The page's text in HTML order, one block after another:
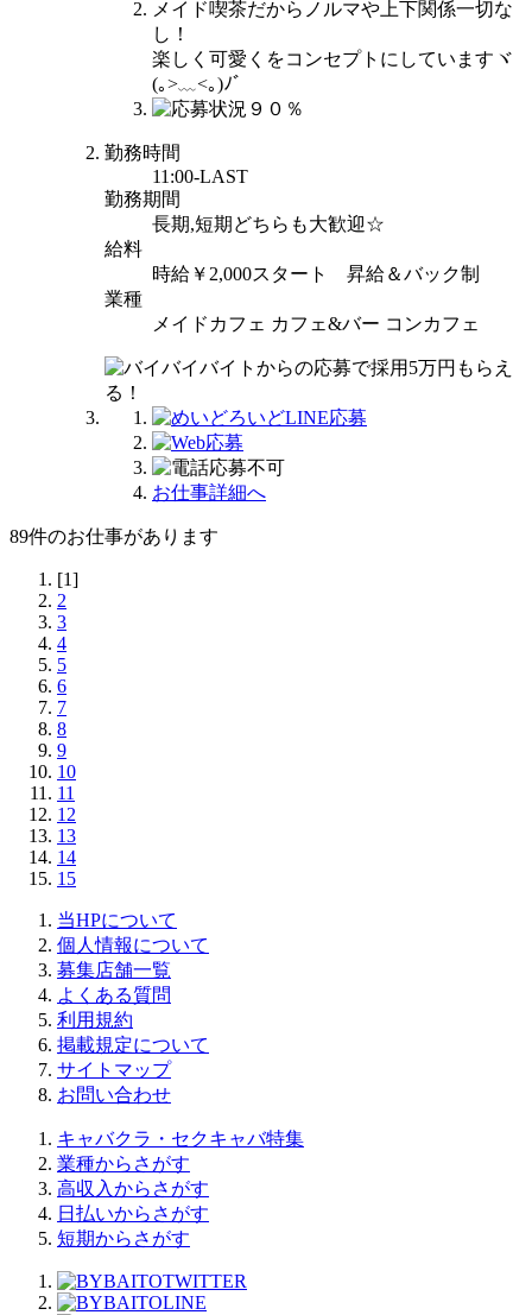
メイド喫茶だからノルマや上下関係一切な
し！
楽しく可愛くをコンセプトにしていますヾ
(｡>﹏<｡)ﾉﾞ
勤務時間
11:00-LAST
勤務期間
長期,短期どちらも大歓迎☆
給料
時給￥2,000スタート 昇給＆バック制
業種
メイドカフェ カフェ&バー コンカフェ
お仕事詳細へ
89件のお仕事があります
[1]
2
3
4
5
6
7
8
9
10
11
12
13
14
15
当HPについて
個人情報について
募集店舗一覧
よくある質問
利用規約
掲載規定について
サイトマップ
お問い合わせ
キャバクラ・セクキャバ特集
業種からさがす
高収入からさがす
日払いからさがす
短期からさがす